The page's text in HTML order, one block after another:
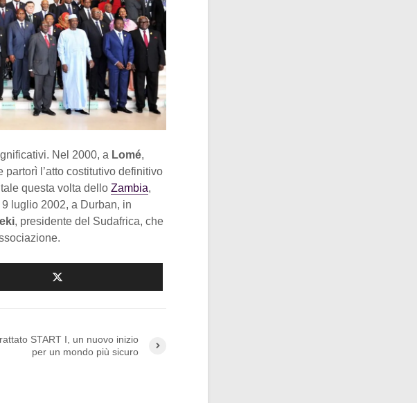
Nel 2000, a Lomé,
l’atto costitutivo definitivo
questa volta dello Zambia,
luglio 2002, a Durban, in
, presidente del Sudafrica, che
START I, un nuovo inizio
per un mondo più sicuro